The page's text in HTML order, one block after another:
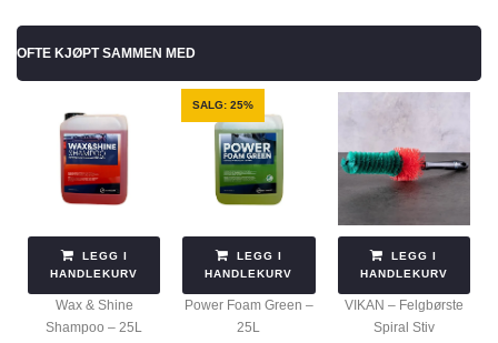
OFTE KJØPT SAMMEN MED
LEGG I
HANDLEKURV
Wax & Shine
Shampoo – 25L
SALG: 25%
LEGG I
HANDLEKURV
Power Foam Green –
25L
LEGG I
HANDLEKURV
VIKAN – Felgbørste
Spiral Stiv